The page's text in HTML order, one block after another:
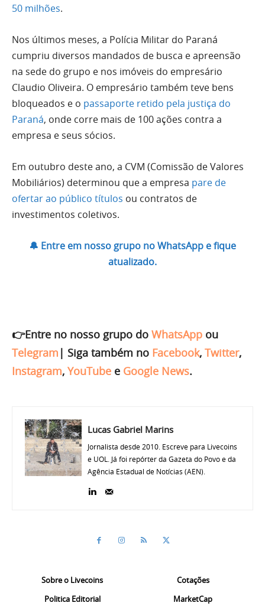
50 milhões.
Nos últimos meses, a Polícia Militar do Paraná
cumpriu diversos mandados de busca e apreensão
na sede do grupo e nos imóveis do empresário
Claudio Oliveira. O empresário também teve bens
bloqueados e o passaporte retido pela justiça do
Paraná, onde corre mais de 100 ações contra a
empresa e seus sócios.
Em outubro deste ano, a CVM (Comissão de Valores
Mobiliários) determinou que a empresa pare de
ofertar ao público títulos ou contratos de
investimentos coletivos.
🔔 Entre em nosso grupo no WhatsApp e fique
atualizado.
👉Entre no nosso grupo do WhatsApp ou
Telegram | Siga também no Facebook, Twitter,
Instagram, YouTube e Google News.
Lucas Gabriel Marins
Jornalista desde 2010. Escreve para Livecoins
e UOL. Já foi repórter da Gazeta do Povo e da
Agência Estadual de Notícias (AEN).
Sobre o Livecoins
Politica Editorial
Cotações
MarketCap